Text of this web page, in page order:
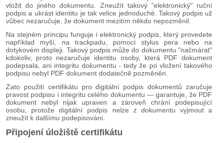
vložit do jiného dokumentu. Zneužít takový "elektronický" ruční
podpis a ukrást identitu je tak velice jednoduché. Takový podpis už
vůbec nezaručuje, že dokument mezitím někdo nepozměnil.
Na stejném principu funguje i elektronický podpis, který provedete
například myší, na trackpadu, pomocí stylus pera nebo na
dotykovém displeji. Takový podpis může do dokumentu "načmárat"
kdokoliv, proto nezaručuje identitu osoby, která PDF dokument
podepsala, ani integritu dokumentu - tedy že po vložení takového
podpisu nebyl PDF dokument dodatečně pozměněn.
Zato použití certifikátu pro digitální podpis dokumentů zaručuje
pravost podpisu i integritu celého dokumentu — garantuje, že PDF
dokument nebyl nijak upraven a zároveň chrání podepisující
osobu, protože digitální podpis nelze z dokumentu vyjmout a
zneužít k dalšímu podepisování.
Připojení úložiště certifikátu